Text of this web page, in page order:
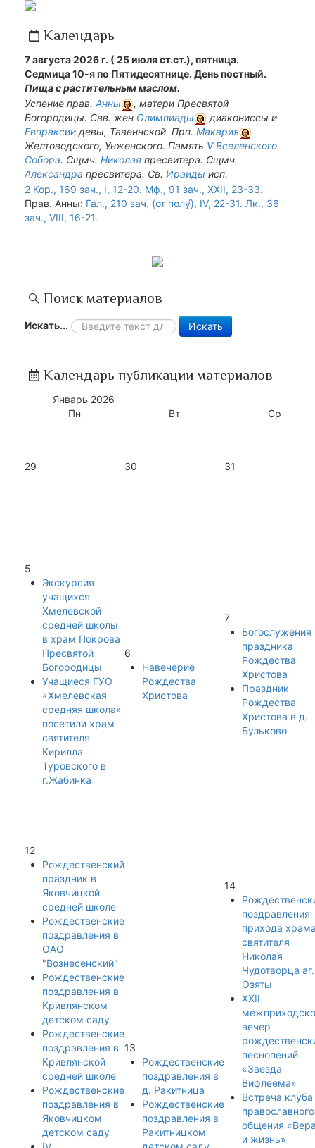
Календарь
7 августа 2026 г. ( 25 июля ст.ст.), пятница.
Седмица 10-я по Пятидесятнице. День постный.
Пища с растительным маслом.
Успение прав. Анны
, матери Пресвятой
Богородицы. Свв. жен Олимпиады
диакониссы и
Евпраксии девы, Тавеннской. Прп. Макария
Желтоводского, Унженского. Память V Вселенского
Собора. Сщмч. Николая пресвитера. Сщмч.
Александра пресвитера. Св. Ираиды исп.
2 Кор., 169 зач., I, 12-20. Мф., 91 зач., XXII, 23-33.
Прав. Анны: Гал., 210 зач. (от полу́), IV, 22-31. Лк., 36
зач., VIII, 16-21.
Поиск материалов
Искать... Искать
Календарь публикации материалов
Январь 2026
Пн
Вт Ср
29 30 31
5
Экскурсия
учащихся
Хмелевской
средней школы
в храм Покрова
Пресвятой
Богородицы
Учащиеся ГУО
«Хмелевская
средняя школа»
посетили храм
святителя
Кирилла
Туровского в
г.Жабинка
6
Навечерие
Рождества
Христова
7
Богослужения
праздника
Рождества
Христова
Праздник
Рождества
Христова в д.
Бульково
12
Рождественский
праздник в
Яковчицкой
средней школе
Рождественские
поздравления в
ОАО
"Вознесенский"
Рождественские
поздравления в
Кривлянском
детском саду
Рождественские
поздравления в
Кривлянской
средней школе
Рождественские
поздравления в
Яковчицком
детском саду
13
Рождественские
поздравления в
д. Ракитница
Рождественские
поздравления в
Ракитницком
14
поздравления
прихода
святителя
Николая
Чудотворца аг.
Озяты
XXII
вечер
песнопений
«Звезда
Вифлеема»
Встреча клуба
православного
общения
и жизнь»